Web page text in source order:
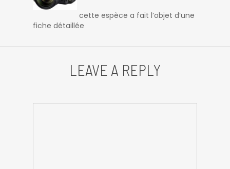
cette espèce a fait l’objet d’une
fiche détaillée
LEAVE A REPLY